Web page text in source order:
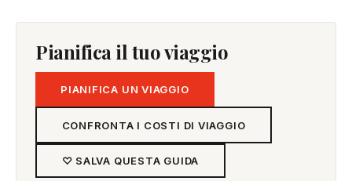
Pianifica il tuo viaggio
PIANIFICA UN VIAGGIO
CONFRONTA I COSTI DI VIAGGIO
♡ SALVA QUESTA GUIDA